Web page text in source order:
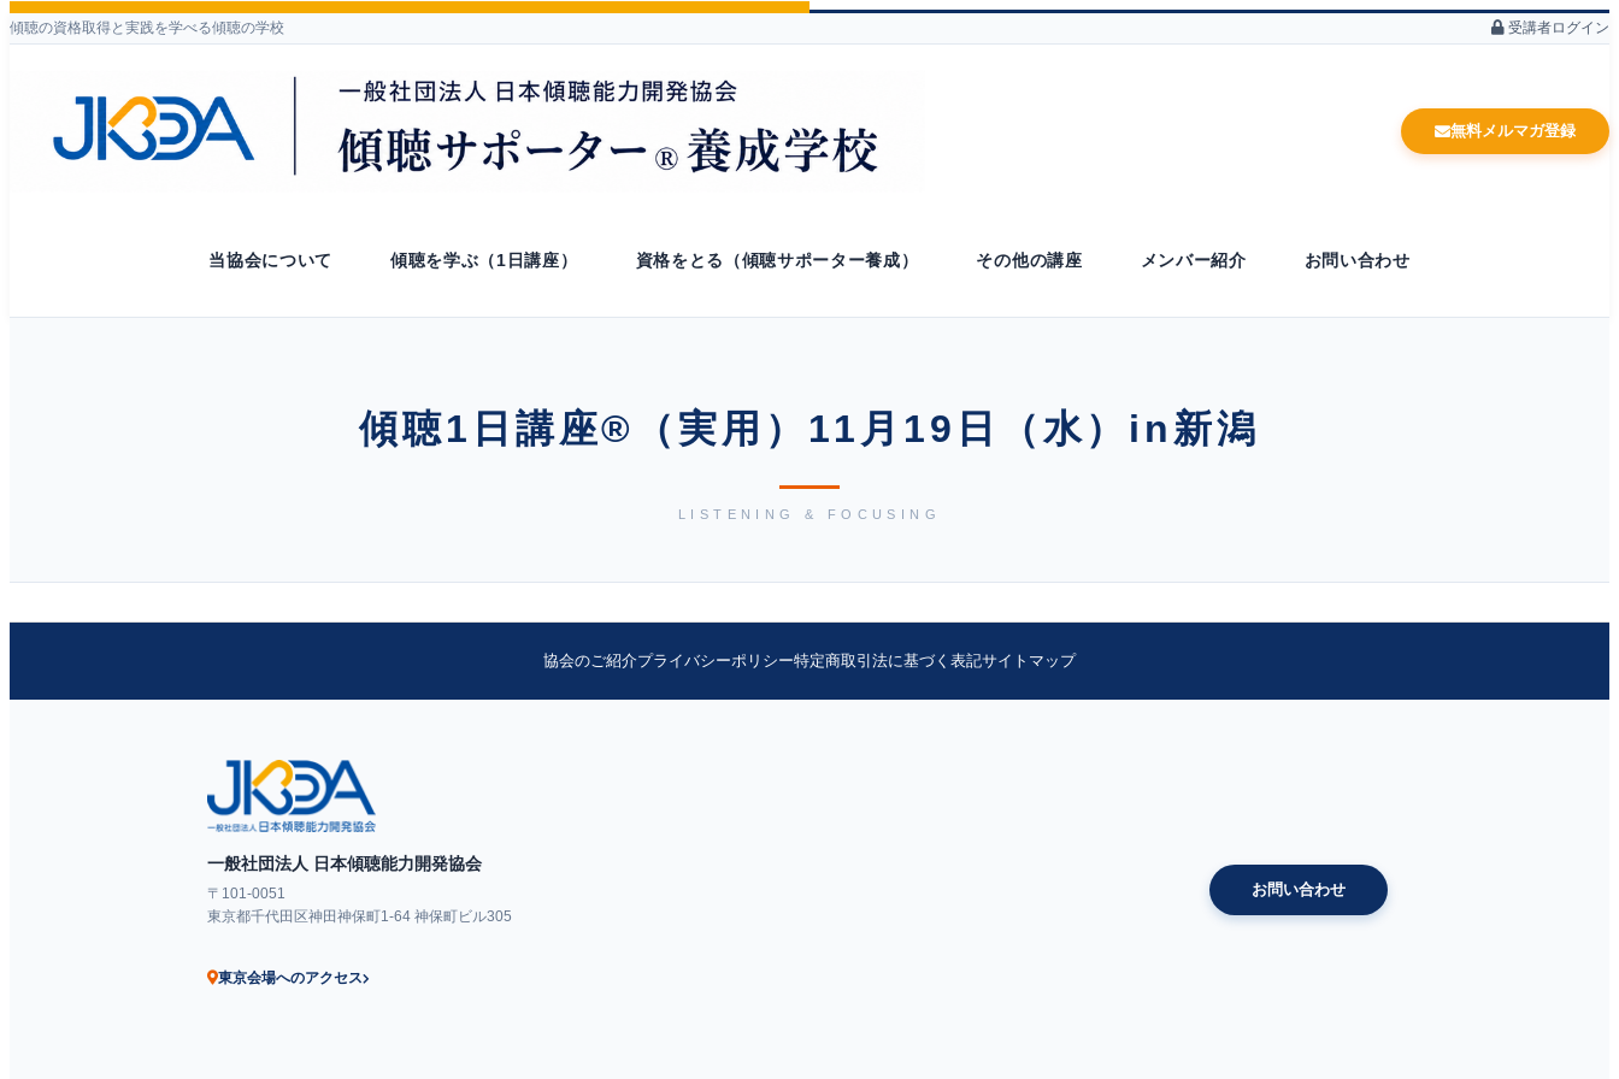
傾聴の資格取得と実践を学べる傾聴の学校 受講者ログイン
無料メルマガ登録
当協会について 傾聴を学ぶ（1日講座） 資格をとる（傾聴サポーター養成） その他の講座 メンバー紹介 お問い合わせ
傾聴1日講座®（実用）11月19日（水）in新潟
LISTENING & FOCUSING
協会のご紹介プライバシーポリシー特定商取引法に基づく表記サイトマップ
一般社団法人 日本傾聴能力開発協会
〒101-0051
東京都千代田区神田神保町1-64 神保町ビル305
東京会場へのアクセス
お問い合わせ